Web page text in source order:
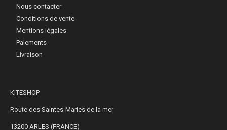
Nous contacter
Conditions de vente
Mentions légales
Paiements
Livraison
KITESHOP
Route des Saintes-Maries de la mer
13200 ARLES (FRANCE)